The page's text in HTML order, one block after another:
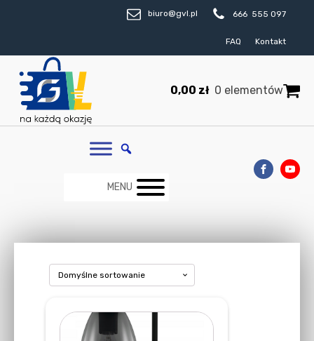
biuro@gvl.pl 666 555 097
FAQ Kontakt
0,00 zł 0 elementów
MENU